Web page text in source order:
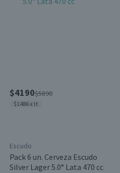
$4190$5890
$1486 x lt
Escudo
Pack 6 un. Cerveza Escudo
Silver Lager 5.0° Lata 470 cc